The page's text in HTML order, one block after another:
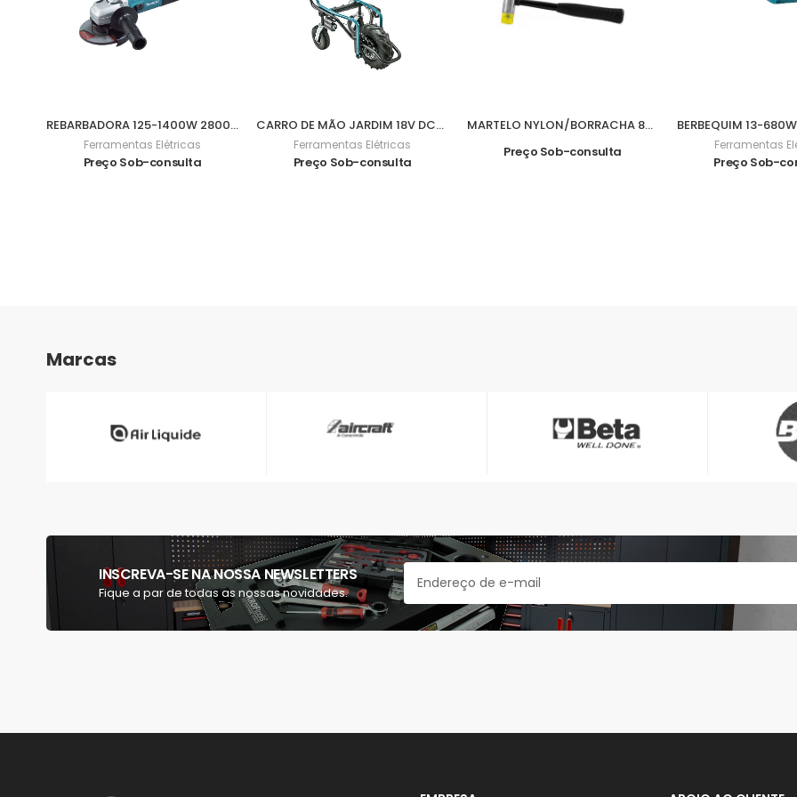
REBARBADORA 125-1400W 2800-11000Rpm 9565CVR
Ferramentas Elétricas
Preço Sob-consulta
CARRO DE MÃO JARDIM 18V DCU180Z
Ferramentas Elétricas
Preço Sob-consulta
MARTELO NYLON/BORRACHA 840grs M07016
Preço Sob-consulta
Ferramentas
Preço Sob-
Marcas
INSCREVA-SE NA NOSSA NEWSLETTERS
Fique a par de todas as nossas novidades.